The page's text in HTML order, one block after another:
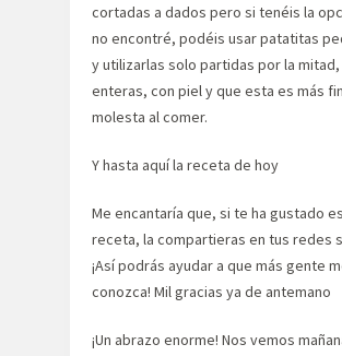
cortadas a dados pero si tenéis la
no encontré, podéis usar patatitas
y utilizarlas solo partidas por la mitad,
enteras, con piel y que esta es más
molesta al comer.
Y hasta aquí la receta de hoy
Me encantaría que, si te ha gustado
receta, la compartieras en tus redes
¡Así podrás ayudar a que más gente
conozca! Mil gracias ya de antemano
¡Un abrazo enorme! Nos vemos